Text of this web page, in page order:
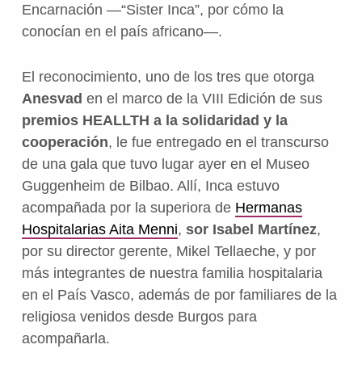
Encarnación —“Sister Inca”, por cómo la
conocían en el país africano—.
El reconocimiento, uno de los tres que otorga
Anesvad en el marco de la VIII Edición de sus
premios HEALLTH a la solidaridad y la
cooperación, le fue entregado en el transcurso
de una gala que tuvo lugar ayer en el Museo
Guggenheim de Bilbao. Allí, Inca estuvo
acompañada por la superiora de Hermanas
Hospitalarias Aita Menni, sor Isabel Martínez,
por su director gerente, Mikel Tellaeche, y por
más integrantes de nuestra familia hospitalaria
en el País Vasco, además de por familiares de la
religiosa venidos desde Burgos para
acompañarla.